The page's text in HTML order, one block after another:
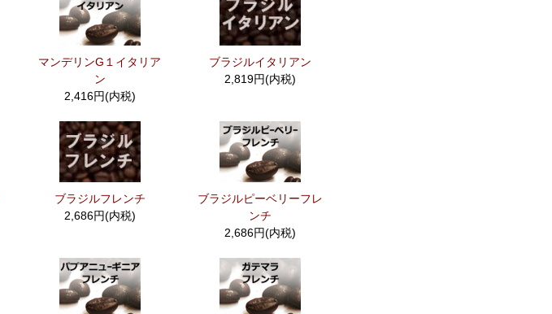
マンデリンG１イタリア
ン
2,416円(内税)
ブラジルイタリアン
2,819円(内税)
ブラジルフレンチ
2,686円(内税)
ブラジルピーベリーフレ
ンチ
2,686円(内税)